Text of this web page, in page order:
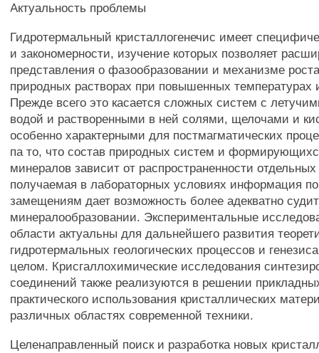
Актуальность проблемы
Гидротермальный кристаллогенечис имеет
и закономерности, изучение которых позволяет
представления о фазообразовании и механизме
природных растворах при повышенных температурах
Прежде всего это касается сложных систем с
водой и растворенными в ней солями, щелочами и
особенно характерными для постмагматических
па то, что состав природных систем и
минералов зависит от распространенности
получаемая в лабораторных условиях информация
замещениям дает возможность более адекватно
минералообразовании. Экспериментальные
области актуальны для дальнейшего развития
гидротермальных геологических процессов и
целом. Крисгаллохимические исследования
соединений также реализуются в решении
практического использования кристаллических
различных областях современной техники.
Целенаправленный поиск и разработка новых